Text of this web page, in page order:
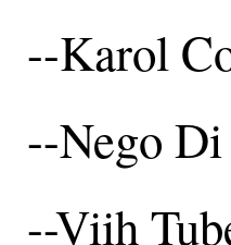
--Karol
--Nego
--Viih